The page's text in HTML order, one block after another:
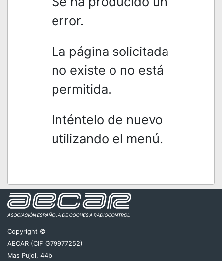
error.
La página solicitada
no existe o no está
permitida.
Inténtelo de nuevo
utilizando el menú.
Copyright ©
AECAR (CIF G79977252)
Mas Pujol, 44b